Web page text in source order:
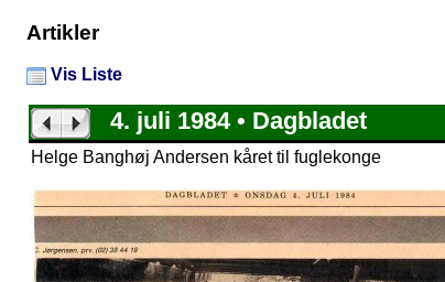
Artikler
Vis Liste
4. juli 1984 • Dagbladet
Helge Banghøj Andersen kåret til fuglekonge